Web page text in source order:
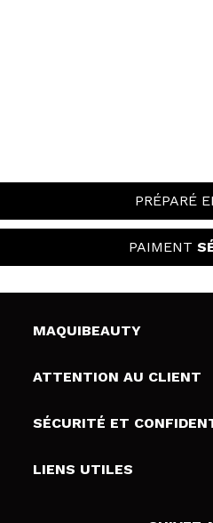
PRÉPARÉ
PAIMENT
MAQUIBEAUTY
Qui sommes nous
Cartes-cadeaux
ATTENTION AU CLIENT
Livraison & retour
Modes de paiement
SÉCURITÉ ET
Conditions et
LIENS UTILES